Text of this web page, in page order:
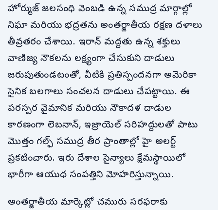
హోర్ముజ్ జలసంధి వెంబడి ఉన్న సముద్ర మార్గాల్లో
నిఘా మరియు భద్రతను అంతర్జాతీయ రక్షణ దళాలు
తీవ్రతరం చేశాయి. ఇరాన్ మద్దతు ఉన్న శక్తులు
వాణిజ్య నౌకలను లక్ష్యంగా చేసుకుని దాడులు
జరుపుతుండటంతో, వీటికి ప్రతిస్పందనగా అమెరికా
సైనిక బలగాలు సంచలన దాడులు చేపట్టాయి. ఈ
పరస్పర వైమానిక మరియు నౌకాదళ దాడుల
కారణంగా లెబనాన్, ఇజ్రాయెల్ సరిహద్దులతో పాటు
మొత్తం గల్ఫ్ సముద్ర తీర ప్రాంతాల్లో హై అలర్ట్
ప్రకటించారు. ఇరు దేశాల సైన్యాలు క్షేమస్థాయిలో
భారీగా ఆయుధ సంపత్తిని మోహరిస్తున్నాయి.
అంతర్జాతీయ మార్కెట్లో చమురు సరఫరాకు